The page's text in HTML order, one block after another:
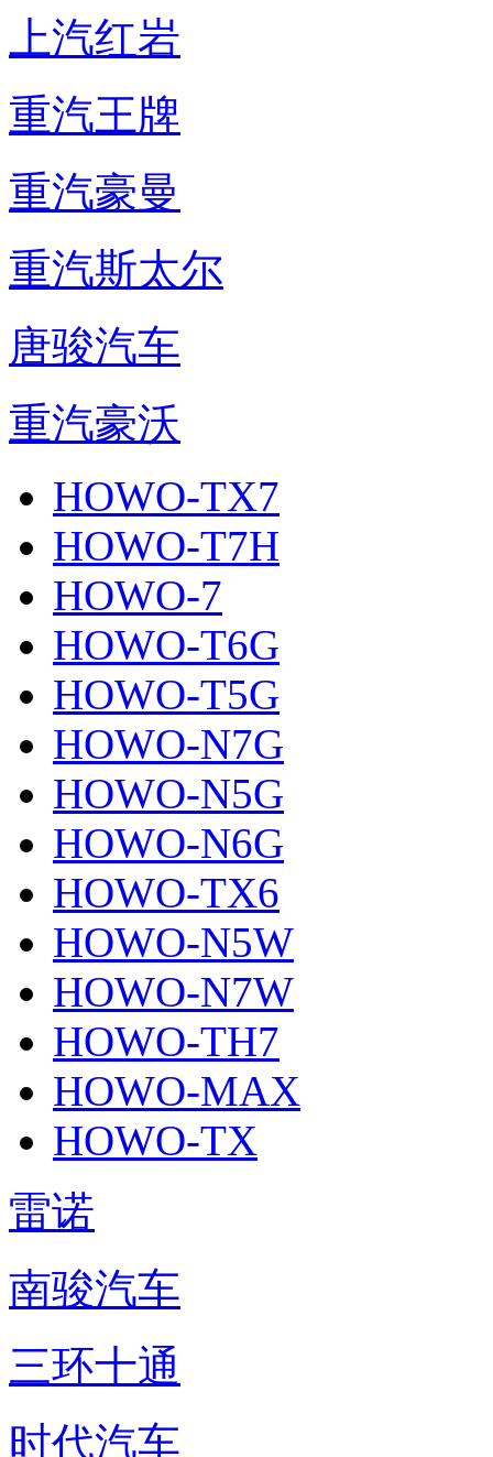
上汽红岩
重汽王牌
重汽豪曼
重汽斯太尔
唐骏汽车
重汽豪沃
HOWO-TX7
HOWO-T7H
HOWO-7
HOWO-T6G
HOWO-T5G
HOWO-N7G
HOWO-N5G
HOWO-N6G
HOWO-TX6
HOWO-N5W
HOWO-N7W
HOWO-TH7
HOWO-MAX
HOWO-TX
雷诺
南骏汽车
三环十通
时代汽车